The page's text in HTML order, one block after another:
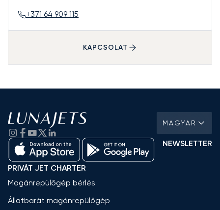
+371 64 909 115
KAPCSOLAT
MAGYAR
NEWSLETTER
PRIVÁT JET CHARTER
Magánrepülőgép bérlés
Állatbarát magánrepülőgép